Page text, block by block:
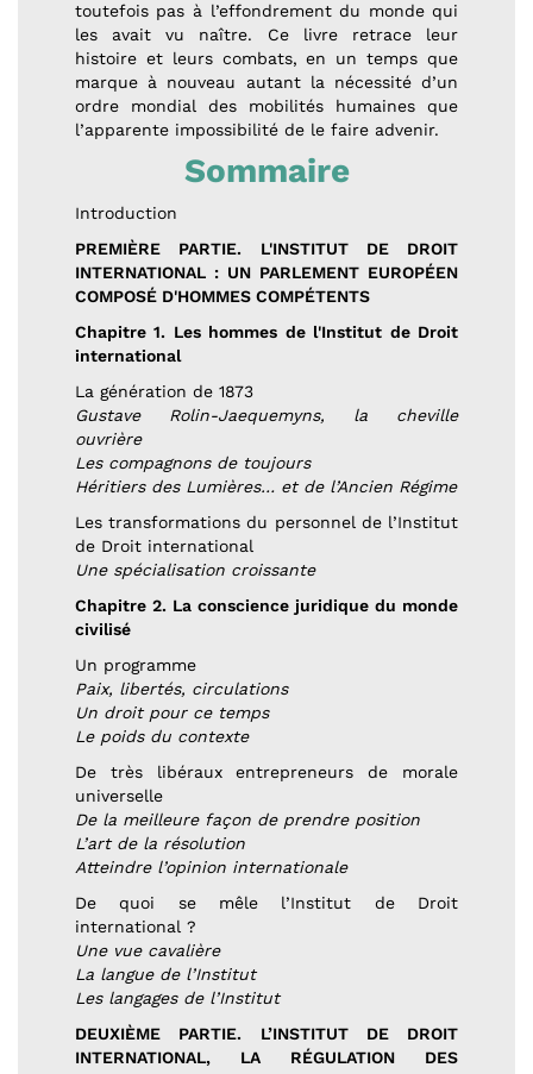
toutefois pas à l’effondrement du monde qui
les avait vu naître. Ce livre retrace leur
histoire et leurs combats, en un temps que
marque à nouveau autant la nécessité d’un
ordre mondial des mobilités humaines que
l’apparente impossibilité de le faire advenir.
Sommaire
Introduction
PREMIÈRE PARTIE. L'INSTITUT DE DROIT
INTERNATIONAL : UN PARLEMENT EUROPÉEN
COMPOSÉ D'HOMMES COMPÉTENTS
Chapitre 1. Les hommes de l'Institut de Droit
international
La génération de 1873
Gustave Rolin-Jaequemyns, la cheville
ouvrière
Les compagnons de toujours
Héritiers des Lumières… et de l’Ancien Régime
Les transformations du personnel de l’Institut
de Droit international
Une spécialisation croissante
Chapitre 2. La conscience juridique du monde
civilisé
Un programme
Paix, libertés, circulations
Un droit pour ce temps
Le poids du contexte
De très libéraux entrepreneurs de morale
universelle
De la meilleure façon de prendre position
L’art de la résolution
Atteindre l’opinion internationale
De quoi se mêle l’Institut de Droit
international ?
Une vue cavalière
La langue de l’Institut
Les langages de l’Institut
DEUXIÈME PARTIE. L’INSTITUT DE DROIT
INTERNATIONAL, LA RÉGULATION DES